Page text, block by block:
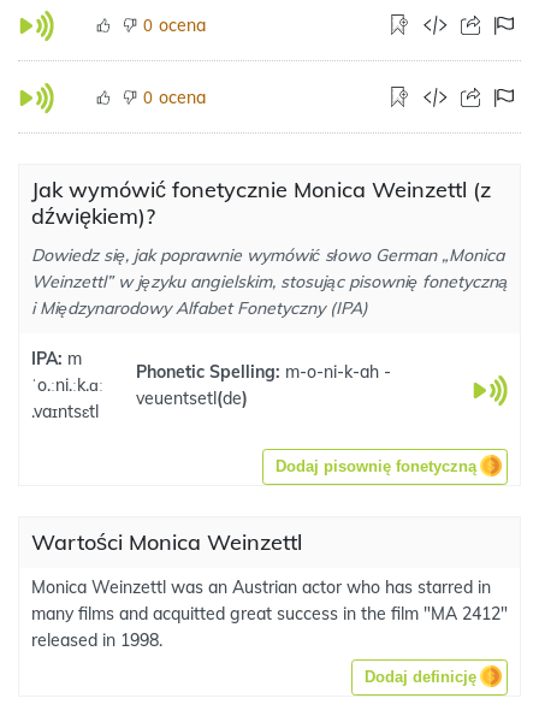
0 ocena
0 ocena
Jak wymówić fonetycznie Monica Weinzettl (z
dźwiękiem)?
Dowiedz się, jak poprawnie wymówić słowo German „Monica
Weinzettl” w języku angielskim, stosując pisownię fonetyczną
i Międzynarodowy Alfabet Fonetyczny (IPA)
IPA: m
ˈo.ːni.ːk.ɑː
.vaɪntsɛtl
Phonetic Spelling: m-o-ni-k-ah -
veuentsetl(de)
Dodaj pisownię fonetyczną
Wartości Monica Weinzettl
Monica Weinzettl was an Austrian actor who has starred in
many films and acquitted great success in the film "MA 2412"
released in 1998.
Dodaj definicję